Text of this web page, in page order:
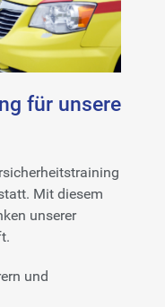
für unsere
Mit diesem
unserer
und